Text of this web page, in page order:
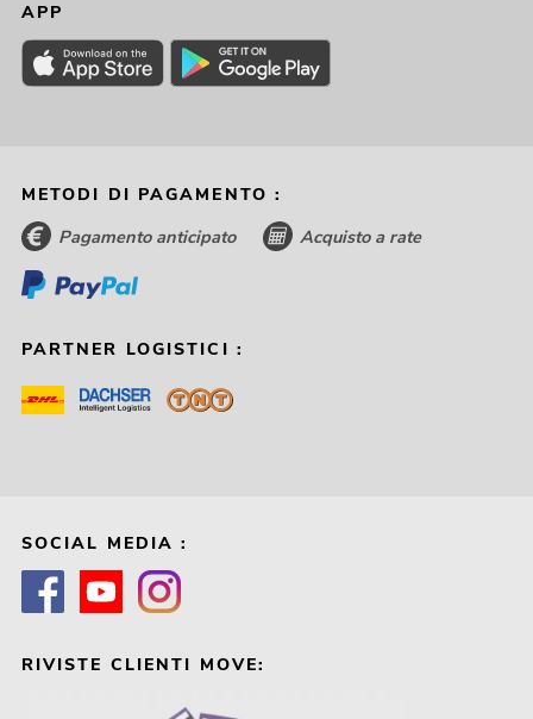
APP
METODI DI PAGAMENTO :
Pagamento anticipato Acquisto a rate
PARTNER LOGISTICI :
SOCIAL MEDIA :
RIVISTE CLIENTI MOVE: